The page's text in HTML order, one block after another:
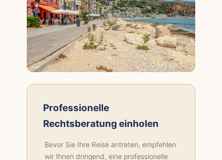
Professionelle
Rechtsberatung einholen
Bevor Sie Ihre Reise antreten, empfehlen
wir Ihnen dringend, eine professionelle